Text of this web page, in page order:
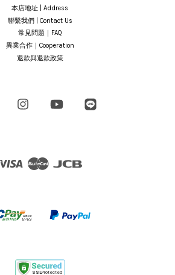
本店地址 | Address
聯繫我們 | Contact Us
常見問題｜FAQ
異業合作｜Cooperation
退款與退款政策
Facebook Instagram YouTube
Visa Master